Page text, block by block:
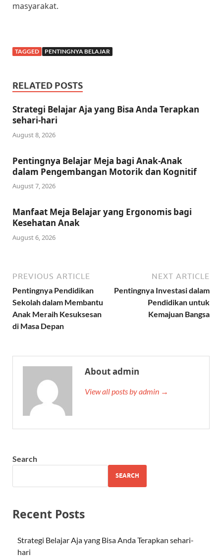
masyarakat.
TAGGED PENTINGNYA BELAJAR
RELATED POSTS
Strategi Belajar Aja yang Bisa Anda Terapkan
sehari-hari
August 8, 2026
Pentingnya Belajar Meja bagi Anak-Anak
dalam Pengembangan Motorik dan Kognitif
August 7, 2026
Manfaat Meja Belajar yang Ergonomis bagi
Kesehatan Anak
August 6, 2026
PREVIOUS ARTICLE
Pentingnya Pendidikan
Sekolah dalam Membantu
Anak Meraih Kesuksesan
di Masa Depan
NEXT ARTICLE
Pentingnya Investasi dalam
Pendidikan untuk
Kemajuan Bangsa
About admin
View all posts by admin →
Search
SEARCH
Recent Posts
Strategi Belajar Aja yang Bisa Anda Terapkan sehari-
hari